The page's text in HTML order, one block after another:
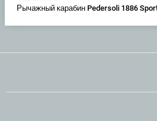
Рычажный карабин Pedersoli 1886